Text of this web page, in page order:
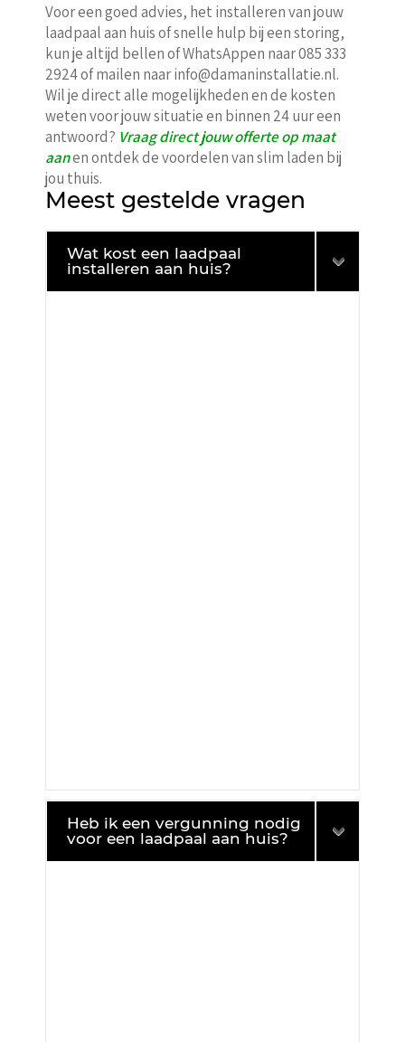
Voor een goed advies, het installeren van jouw
laadpaal aan huis of snelle hulp bij een storing,
kun je altijd bellen of WhatsAppen naar 085 333
2924 of mailen naar info@damaninstallatie.nl.
Wil je direct alle mogelijkheden en de kosten
weten voor jouw situatie en binnen 24 uur een
antwoord? Vraag direct jouw offerte op maat
aanen ontdek de voordelen van slim laden bij
jou thuis.
Meest gestelde vragen
Wat kost een laadpaal
installeren aan huis?
Heb ik een vergunning nodig
voor een laadpaal aan huis?